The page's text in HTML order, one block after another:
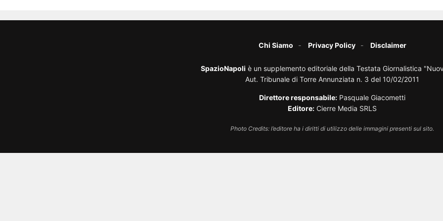
Chi Siamo Privacy Policy Disclaimer
SpazioNapoli è un supplemento editoriale della Testata Giornalistica
Aut. Tribunale di Torre Annunziata n. 3 del 10/02/2011
Direttore responsabile: Pasquale Giacometti
Editore: Cierre Media SRLS
Photo Credits: l’editore ha i diritti di utilizzo delle immagini presenti sul sito.